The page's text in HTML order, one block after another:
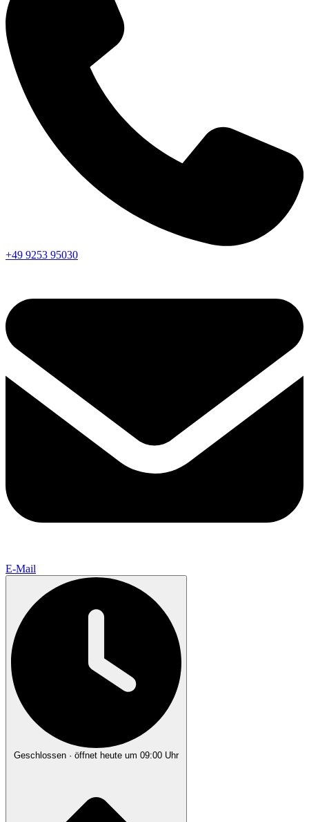
+49 9253 95030
E-Mail
Geschlossen · öffnet heute um 09:00 Uhr